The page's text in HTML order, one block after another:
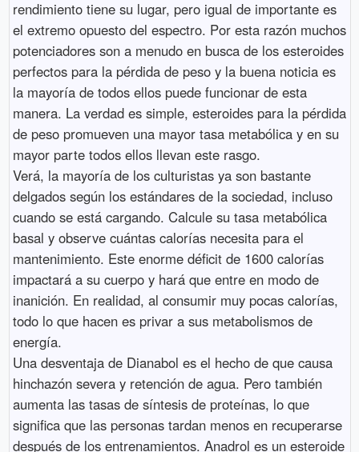
rendimiento tiene su lugar, pero igual de importante es
el extremo opuesto del espectro. Por esta razón muchos
potenciadores son a menudo en busca de los esteroides
perfectos para la pérdida de peso y la buena noticia es
la mayoría de todos ellos puede funcionar de esta
manera. La verdad es simple, esteroides para la pérdida
de peso promueven una mayor tasa metabólica y en su
mayor parte todos ellos llevan este rasgo.
Verá, la mayoría de los culturistas ya son bastante
delgados según los estándares de la sociedad, incluso
cuando se está cargando. Calcule su tasa metabólica
basal y observe cuántas calorías necesita para el
mantenimiento. Este enorme déficit de 1600 calorías
impactará a su cuerpo y hará que entre en modo de
inanición. En realidad, al consumir muy pocas calorías,
todo lo que hacen es privar a sus metabolismos de
energía.
Una desventaja de Dianabol es el hecho de que causa
hinchazón severa y retención de agua. Pero también
aumenta las tasas de síntesis de proteínas, lo que
significa que las personas tardan menos en recuperarse
después de los entrenamientos. Anadrol es un esteroide